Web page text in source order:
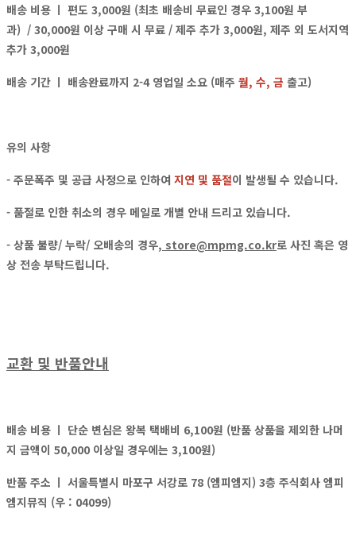
배송 비용 ㅣ 편도 3,000원 (최초 배송비 무료인 경우 3,100원 부
과) / 30,000원 이상 구매 시 무료 / 제주 추가 3,000원, 제주 외 도서지역
추가 3,000원
배송 기간 ㅣ 배송완료까지 2-4 영업일 소요 (매주 월, 수, 금 출고)
유의 사항
- 주문폭주 및 공급 사정으로 인하여 지연 및 품절이 발생될 수 있습니다.
- 품절로 인한 취소의 경우 메일로 개별 안내 드리고 있습니다.
- 상품 불량/ 누락/ 오배송의 경우, store@mpmg.co.kr로 사진 혹은 영
상 전송 부탁드립니다.
교환 및 반품안내
배송 비용 ㅣ 단순 변심은 왕복 택배비 6,100원 (반품 상품을 제외한 나머
지 금액이 50,000 이상일 경우에는 3,100원)
반품 주소 ㅣ 서울특별시 마포구 서강로 78 (엠피엠지) 3층 주식회사 엠피
엠지뮤직 (우 : 04099)